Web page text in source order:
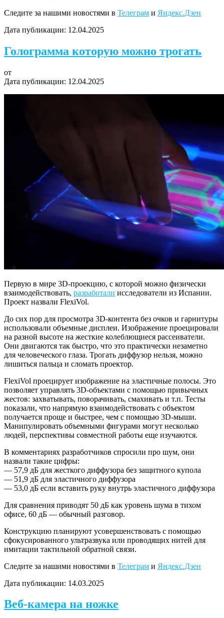
Следите за нашими новостями в Телеграм и Яндекс.Дзен
Дата публикации: 12.04.2025
Голограмма которую можно трогать
от
Дата публикации: 12.04.2025
Первую в мире 3D-проекцию, с которой можно физически
взаимодействовать, разработали исследователи из Испании.
Проект назвали FlexiVol.
До сих пор для просмотра 3D-контента без очков и гарнитуры
использовали объемные дисплеи. Изображение проецировали
на разной высоте на жесткие колеблющиеся рассеиватели.
Они двигаются так быстро, что это практически незаметно
для человеческого глаза. Трогать диффузор нельзя, можно
лишиться пальца и сломать проектор.
FlexiVol проецирует изображение на эластичные полосы. Это
позволяет управлять 3D-объектами с помощью привычных
жестов: захватывать, поворачивать, смахивать и т.п. Тесты
показали, что напрямую взаимодействовать с объектом
получается проще и быстрее, чем с помощью 3D-мыши.
Манипулировать объемными фигурами могут несколько
людей, перспективы совместной работы еще изучаются.
В комментариях разработчиков спросили про шум, они
назвали такие цифры:
— 57,9 дБ для жесткого диффузора без защитного купола
— 51,9 дБ для эластичного диффузора
— 53,0 дБ если вставить руку внутрь эластичного диффузора
Для сравнения приводят 50 дБ как уровень шума в тихом
офисе, 60 дБ — обычный разговор.
Конструкцию планируют усовершенствовать с помощью
сфокусированного ультразвука или проводящих нитей для
имитации тактильной обратной связи.
Следите за нашими новостями в Телеграм и Яндекс.Дзен
Дата публикации: 14.03.2025
Веб-камера на ножке